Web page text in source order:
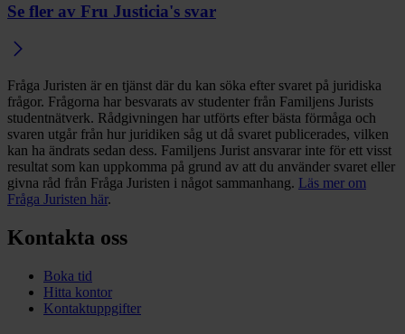
Se fler av Fru Justicia's svar
Fråga Juristen är en tjänst där du kan söka efter svaret på juridiska
frågor. Frågorna har besvarats av studenter från Familjens Jurists
studentnätverk. Rådgivningen har utförts efter bästa förmåga och
svaren utgår från hur juridiken såg ut då svaret publicerades, vilken
kan ha ändrats sedan dess. Familjens Jurist ansvarar inte för ett visst
resultat som kan uppkomma på grund av att du använder svaret eller
givna råd från Fråga Juristen i något sammanhang. Läs mer om
Fråga Juristen här.
Kontakta oss
Boka tid
Hitta kontor
Kontaktuppgifter